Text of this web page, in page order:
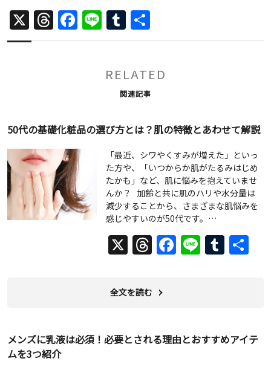
X Threads
Facebook
LineTumblr
有
RELATED
関連記事
50代の基礎化粧品の選び方とは？肌の特徴とあわせて解説
「最近、シワやくすみが増えた」といっ
た方や、「いつからか肌がたるみはじめ
たかも」など、肌に悩みを抱えていませ
んか？ 加齢と共に肌のハリや水分量は
減少することから、さまざまな肌悩みを
感じやすいのが50代です。…
X Threads
Facebook
Line
全文を読む
メンズに乳液は必須！必要とされる理由とおすすめアイテ
ムを3つ紹介